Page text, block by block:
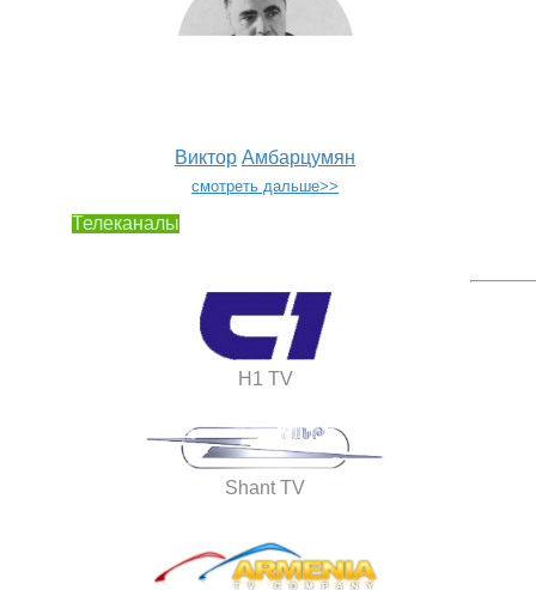
Виктор Амбарцумян
смотреть дальше>>
Телеканалы
H1 TV
Shant TV